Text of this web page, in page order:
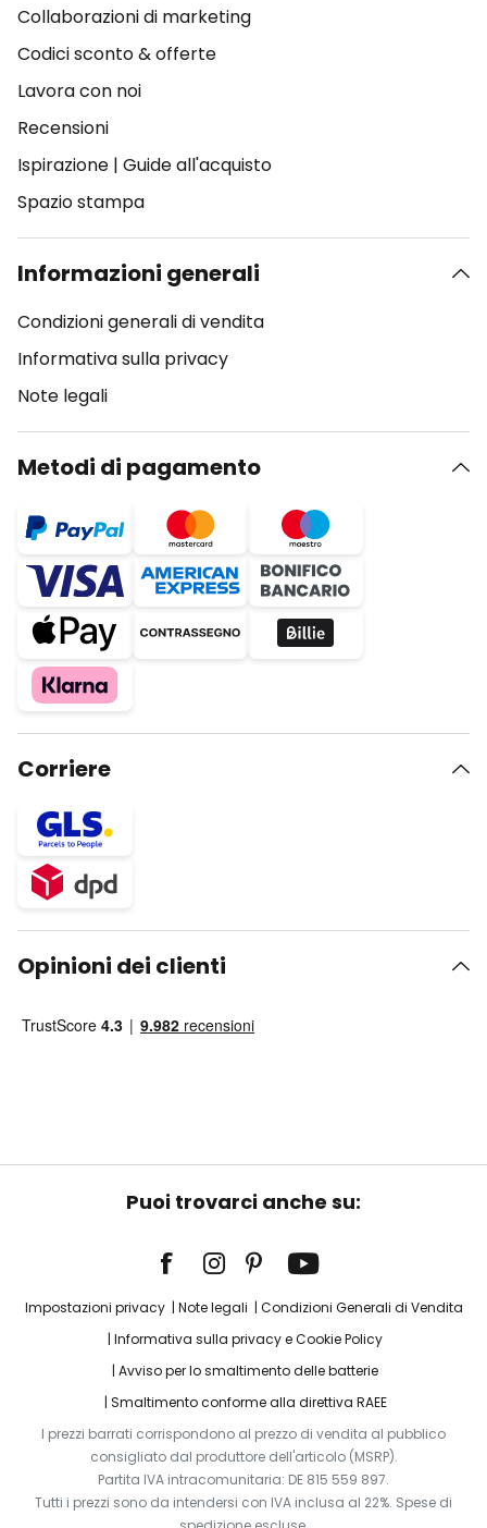
Collaborazioni di marketing
Codici sconto & offerte
Lavora con noi
Recensioni
Ispirazione | Guide all'acquisto
Spazio stampa
Informazioni generali
Condizioni generali di vendita
Informativa sulla privacy
Note legali
Metodi di pagamento
Corriere
Opinioni dei clienti
Puoi trovarci anche su:
Impostazioni privacy Note legali
Condizioni Generali di Vendita
Informativa sulla privacy e Cookie Policy
Avviso per lo smaltimento delle batterie
Smaltimento conforme alla direttiva RAEE
I prezzi barrati corrispondono al prezzo di vendita al pubblico
consigliato dal produttore dell'articolo (MSRP).
Partita IVA intracomunitaria: DE 815 559 897.
Tutti i prezzi sono da intendersi con IVA inclusa al 22%. Spese di